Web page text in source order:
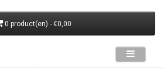
0 product(en) - €0,00